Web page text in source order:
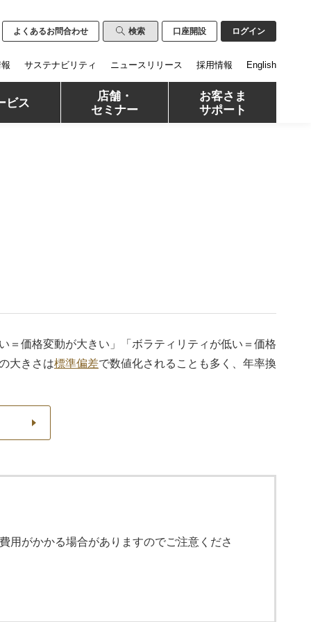
よくあるお問合わせ 検索 口座開設 ログイン
ビス
店舗・
セミナー
お客さま
サポート
サステナビリティ ニュースリリース 採用情報 English
＝価格変動が大きい」「ボラティリティが低い＝価格
大きさは標準偏差で数値化されることも多く、年率換
用がかかる場合がありますのでご注意くださ